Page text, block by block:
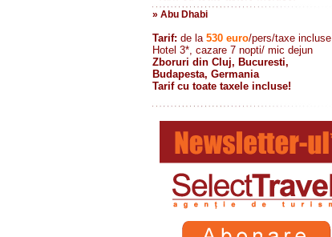
» Abu Dhabi
Tarif: de la 530 euro/pers/taxe incluse
Hotel 3*, cazare 7 nopti/ mic dejun
Zboruri din Cluj, Bucuresti,
Budapesta, Germania
Tarif cu toate taxele incluse!